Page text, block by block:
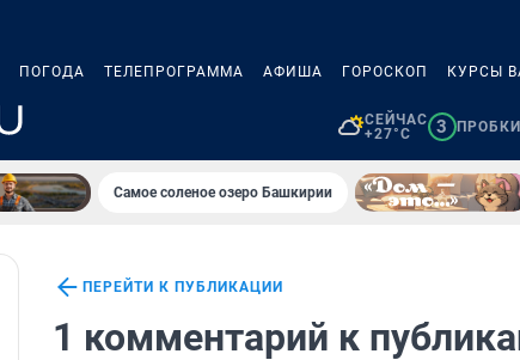
ПОГОДА ТЕЛЕПРОГРАММА АФИША ГОРОСКОП КУРСЫ
СЕЙЧАС
+27°C
3 ПРОБКИ
Самое соленое озеро Башкирии
ПЕРЕЙТИ К ПУБЛИКАЦИИ
1 комментарий к